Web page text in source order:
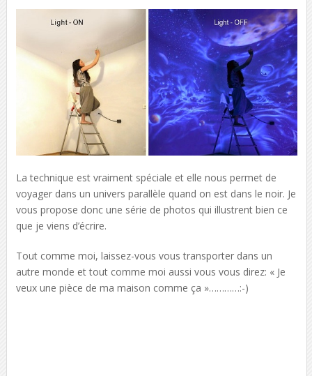
La technique est vraiment spéciale et elle nous permet de
voyager dans un univers parallèle quand on est dans le noir. Je
vous propose donc une série de photos qui illustrent bien ce
que je viens d’écrire.
Tout comme moi, laissez-vous vous transporter dans un
autre monde et tout comme moi aussi vous vous direz: « Je
veux une pièce de ma maison comme ça »…………:-)